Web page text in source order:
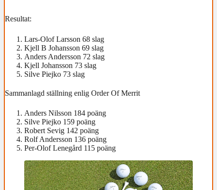
Resultat:
Lars-Olof Larsson 68 slag
Kjell B Johansson 69 slag
Anders Andersson 72 slag
Kjell Johansson 73 slag
Silve Piejko 73 slag
Sammanlagd ställning enlig Order Of Merrit
Anders Nilsson 184 poäng
Silve Piejko 159 poäng
Robert Sevig 142 poäng
Rolf Andersson 136 poäng
Per-Olof Lenegård 115 poäng